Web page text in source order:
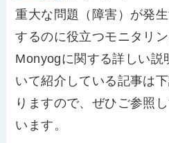
重大な問題（障害）が発
するのに役立つモニタリン
Monyogに関する詳しい説
いて紹介している記事は
りますので、ぜひご参照
います。